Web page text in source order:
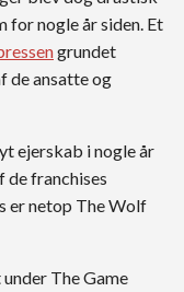
for nogle år siden. Et
grundet
de ansatte og
ejerskab i nogle år
de franchises
er netop The Wolf
The Game